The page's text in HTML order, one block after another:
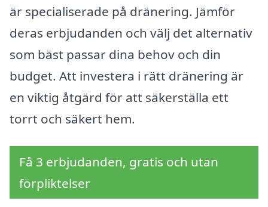
är specialiserade på dränering. Jämför
deras erbjudanden och välj det alternativ
som bäst passar dina behov och din
budget. Att investera i rätt dränering är
en viktig åtgärd för att säkerställa ett
torrt och säkert hem.
Få 3 erbjudanden, gratis och utan
förpliktelser